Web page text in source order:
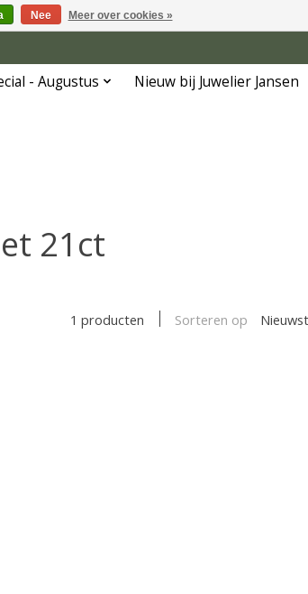
- Augustus
Nieuw bij Juwelier Jansen
21ct
1 producten Sorteren op
Nee Meer over cookies »